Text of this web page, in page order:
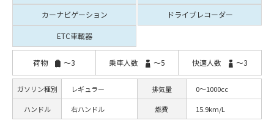
応をお願いしております。
なお、事前にセルフチェックインを皆様済ましていただき、
保険やその他注意事項についてのご確認が完了しておりますので、
カーナビゲーション ドライブレコーダー
ETC車載器
荷物 ～3 乗車人数 ～5 快適人数 ～3
ガソリン種別 レギュラー 排気量 0～1000cc
ハンドル 右ハンドル 燃費 15.9km/L